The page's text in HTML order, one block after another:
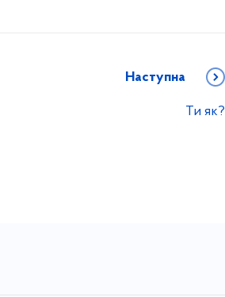
Наступна
Ти як?